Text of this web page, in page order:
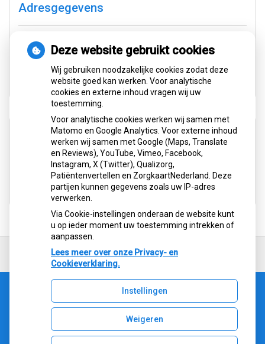
Adresgegevens
9721 PC Groningen
050-3139404
Aangesloten bij:
de
Uw Zorg Online|Beheer
Deze website gebruikt cookies
Wij gebruiken noodzakelijke cookies zodat deze
website goed kan werken. Voor analytische
cookies en externe inhoud vragen wij uw
toestemming.
Voor analytische cookies werken wij samen met
Matomo en Google Analytics. Voor externe inhoud
werken wij samen met Google (Maps, Translate
en Reviews), YouTube, Vimeo, Facebook,
Instagram, X (Twitter), Qualizorg,
Patiëntenvertellen en ZorgkaartNederland. Deze
partijen kunnen gegevens zoals uw IP-adres
verwerken.
Via Cookie-instellingen onderaan de website kunt
u op ieder moment uw toestemming intrekken of
aanpassen.
Lees meer over onze Privacy- en
Cookieverklaring.
Instellingen
Weigeren